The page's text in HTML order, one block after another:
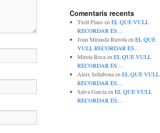
Comentaris recents
Txell Plans en EL QUE VULL
RECORDAR ÉS…
Joan Miranda Rierolaen EL QUE
VULL RECORDAR ÉS…
Mireia Rocaen EL QUE VULL
RECORDAR ÉS…
Aleix Sellabonaen EL QUE VULL
RECORDAR ÉS…
Salva Garciaen EL QUE VULL
RECORDAR ÉS…